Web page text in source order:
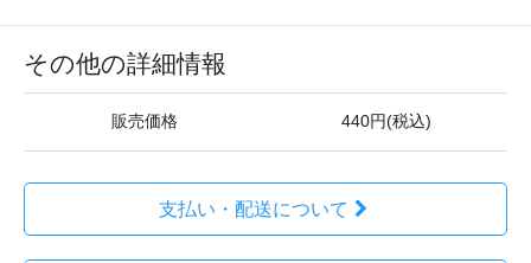
その他の詳細情報
販売価格 440円(税込)
支払い・配送について